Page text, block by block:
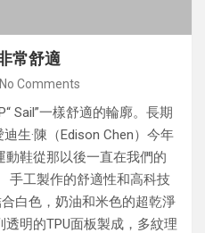
常舒適
No Comments
Sail”一樣舒適的輪廓。長期
生·陳（Edison Chen）今年
鞋從那以後一直在我們的
手工製作的舒適性和高科技
白色，奶油和米色的超乾淨
明的TPU面板製成，多紋理